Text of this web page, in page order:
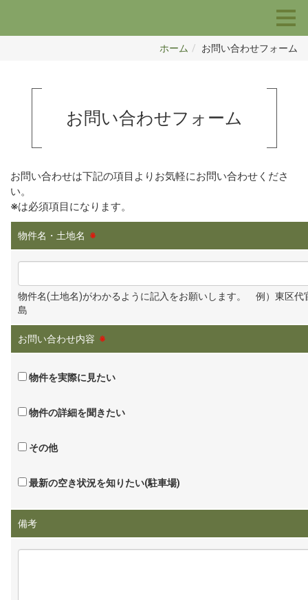
ホーム お問い合わせフォーム
お問い合わせフォーム
お問い合わせは下記の項目よりお気軽にお問い合わせくださ
い。
※は必須項目になります。
物件名・土地名 ※
物件名(土地名)がわかるように記入をお願いします。 例）東区代
島
お問い合わせ内容 ※
物件を実際に見たい
物件の詳細を聞きたい
その他
最新の空き状況を知りたい(駐車場)
備考